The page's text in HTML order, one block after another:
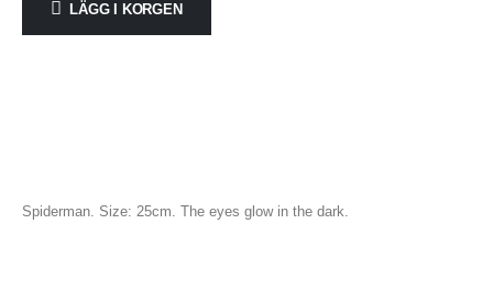
LÄGG I KORGEN
Spiderman. Size: 25cm. The eyes glow in the dark.